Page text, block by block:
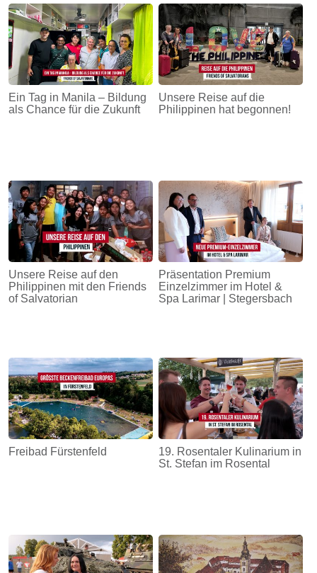
Ein Tag in Manila – Bildung
als Chance für die Zukunft
Unsere Reise auf die
Philippinen hat begonnen!
Unsere Reise auf den
Philippinen mit den Friends
of Salvatorian
Präsentation Premium
Einzelzimmer im Hotel &
Spa Larimar | Stegersbach
Freibad Fürstenfeld
19. Rosentaler Kulinarium in
St. Stefan im Rosental